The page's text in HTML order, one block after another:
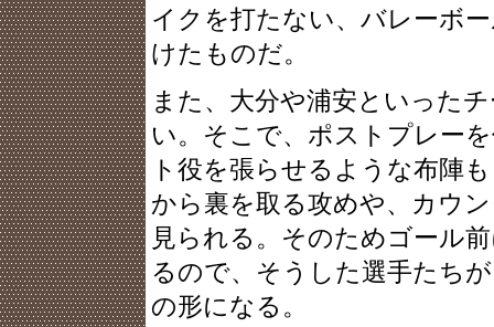
イクを打たない、バレーボ
けたものだ。
また、大分や浦安といった
い。そこで、ポストプレー
ト役を張らせるような布陣
から裏を取る攻めや、カウ
見られる。そのためゴール
るので、そうした選手たち
の形になる。